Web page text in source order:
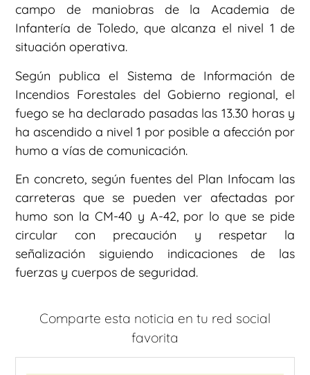
campo de maniobras de la Academia de
Infantería de Toledo, que alcanza el nivel 1 de
situación operativa.
Según publica el Sistema de Información de
Incendios Forestales del Gobierno regional, el
fuego se ha declarado pasadas las 13.30 horas y
ha ascendido a nivel 1 por posible a afección por
humo a vías de comunicación.
En concreto, según fuentes del Plan Infocam las
carreteras que se pueden ver afectadas por
humo son la CM-40 y A-42, por lo que se pide
circular con precaución y respetar la
señalización siguiendo indicaciones de las
fuerzas y cuerpos de seguridad.
Comparte esta noticia en tu red social
favorita